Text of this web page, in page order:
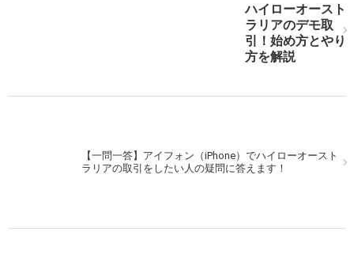
ハイローオースト
ラリアのデモ取
引！始め方とやり
方を解説
【一問一答】アイフォン（iPhone）でハイローオースト
ラリアの取引をしたい人の疑問に答えます！
ハイローオーストラリア実戦。米利上げ後をMACDで狙